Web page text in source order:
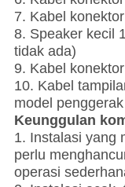
7. Kabel
8. Speaker kecil
tidak ada)
9. Kabel
10. Kabel
model
Keunggulan
1. Instalasi yang
perlu
operasi